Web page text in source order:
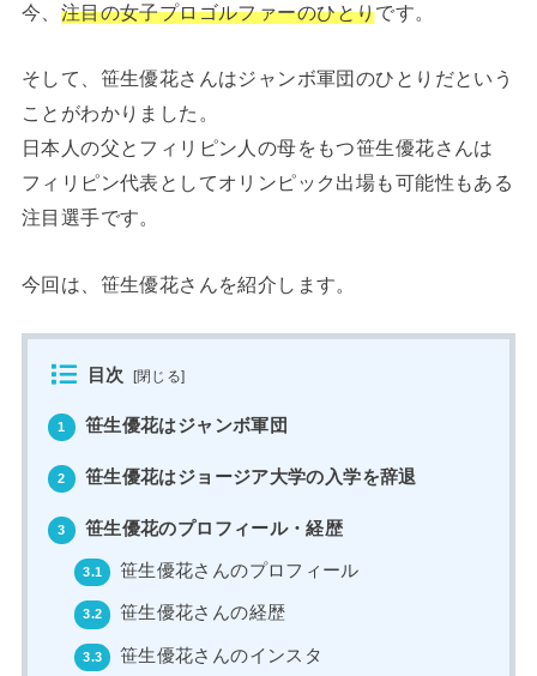
今、 注目の女子プロゴルファーのひとりです。
そして、笹生優花さんはジャンボ軍団のひとりだという
ことがわかりました。
日本人の父とフィリピン人の母をもつ笹生優花さんは
フィリピン代表としてオリンピック出場も可能性もある
注目選手です。
今回は、笹生優花さんを紹介します。
目次 [閉じる]
1 笹生優花はジャンボ軍団
2 笹生優花はジョージア大学の入学を辞退
3 笹生優花のプロフィール・経歴
3.1 笹生優花さんのプロフィール
3.2 笹生優花さんの経歴
3.3 笹生優花さんのインスタ